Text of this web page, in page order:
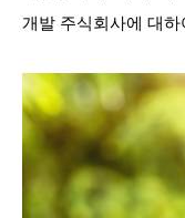
개발 주식회사에 대